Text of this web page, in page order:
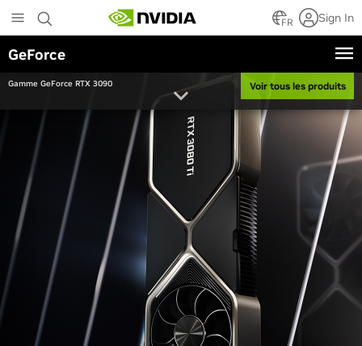
to
main
content
FR Sign In
GeForce
Gamme GeForce RTX 3090 Voir tous les produits